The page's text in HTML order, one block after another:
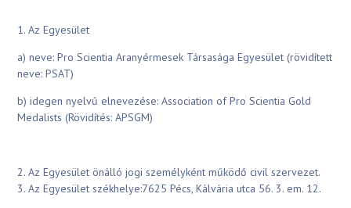
1. Az Egyesület
a) neve: Pro Scientia Aranyérmesek Társasága Egyesület (rövidített
neve: PSAT)
b) idegen nyelvű elnevezése: Association of Pro Scientia Gold
Medalists (Rövidítés: APSGM)
2. Az Egyesület önálló jogi személyként működő civil szervezet.
3. Az Egyesület székhelye:7625 Pécs, Kálvária utca 56. 3. em. 12.